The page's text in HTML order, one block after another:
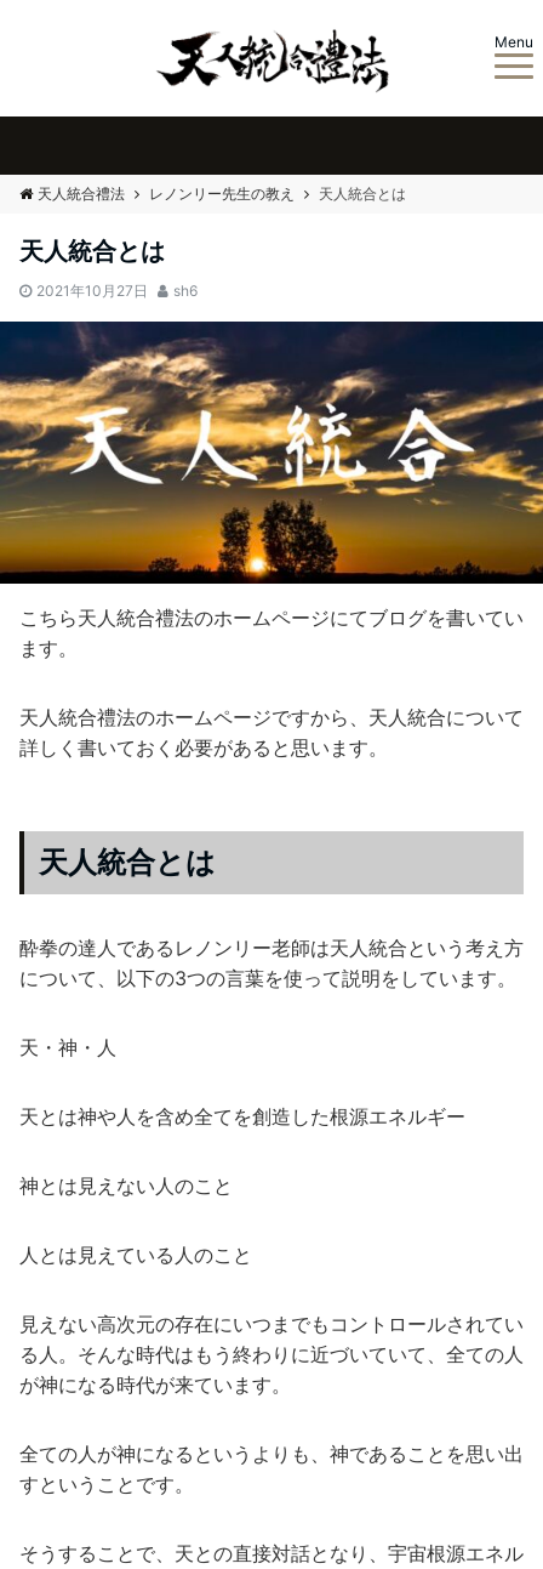
Menu
天人統合禮法 レノンリー先生の教え 天人統合とは
天人統合とは
2021年10月27日 sh6
こちら天人統合禮法のホームページにてブログを書いてい
ます。
天人統合禮法のホームページですから、天人統合について
詳しく書いておく必要があると思います。
天人統合とは
酔拳の達人であるレノンリー老師は天人統合という考え方
について、以下の3つの言葉を使って説明をしています。
天・神・人
天とは神や人を含め全てを創造した根源エネルギー
神とは見えない人のこと
人とは見えている人のこと
見えない高次元の存在にいつまでもコントロールされてい
る人。そんな時代はもう終わりに近づいていて、全ての人
が神になる時代が来ています。
全ての人が神になるというよりも、神であることを思い出
すということです。
そうすることで、天との直接対話となり、宇宙根源エネル